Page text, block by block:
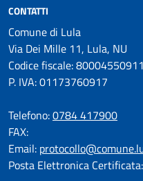
CONTATTI
Comune di Lula
Via Dei Mille 11, Lula, NU
Codice fiscale: 80004550911
P. IVA: 01173760917
Telefono:0784 417900
FAX:
Email:
Posta Elettronica Certificata: